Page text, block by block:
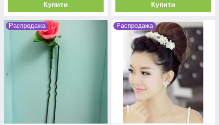
Купити Купити
Распродажа Распродажа